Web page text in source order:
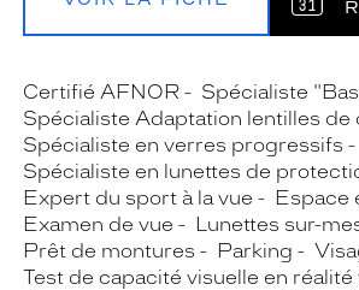
Certifié AFNOR
Spécialiste
Spécialiste Adaptation lentilles de
Spécialiste en verres progressifs
Spécialiste en lunettes de
Expert du sport à la vue
Espace
Examen de vue
Lunettes sur-
Prêt de montures
Parking
Test de capacité visuelle en réalité